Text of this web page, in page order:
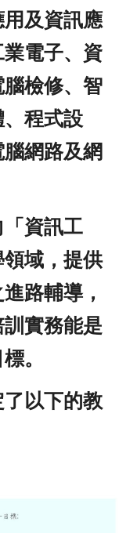
及資訊應
電子、資
檢修、智
程式設
網路及網
資訊工
域，提供
路輔導，
實務能是
。
以下的教